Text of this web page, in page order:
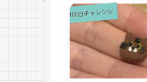
100日チャレンジ